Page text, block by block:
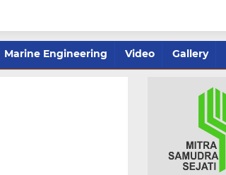
Marine Engineering Video Gallery